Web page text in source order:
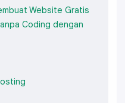
Website Gratis
Coding dengan